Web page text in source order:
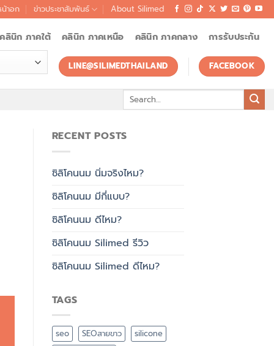
าอก ข่าวประชาสัมพันธ์ About Silimed
คลินิก ภาคใต้ คลินิก ภาคเหนือ คลินิก ภาคกลาง การรับประกัน
LINE@SILIMEDTHAILAND FACEBOOK
Search
for:
RECENT POSTS
ซิลิโคนนม นิ่มจริงไหม?
ซิลิโคนนม มีกี่แบบ?
ซิลิโคนนม ดีไหม?
ซิลิโคนนม Silimed รีวิว
ซิลิโคนนม Silimed ดีไหม?
TAGS
seo SEOสายขาว
silicone